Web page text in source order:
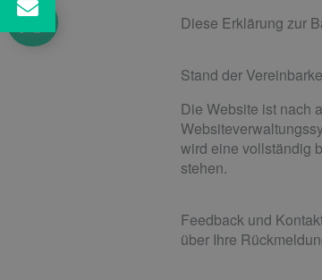
Diese Erklärung zur
Stand der
Die Website ist nach
wird eine vollständig
stehen.
Feedback und
über Ihre